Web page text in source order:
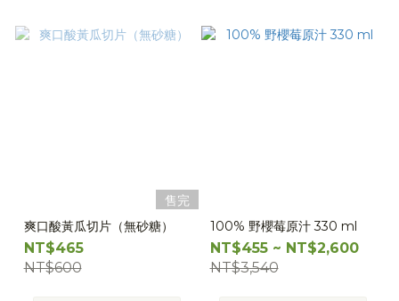
售完
爽口酸黃瓜切片（無砂糖）
NT$465
NT$600
100% 野櫻莓原汁 330 ml
NT$455 ~ NT$2,600
NT$3,540